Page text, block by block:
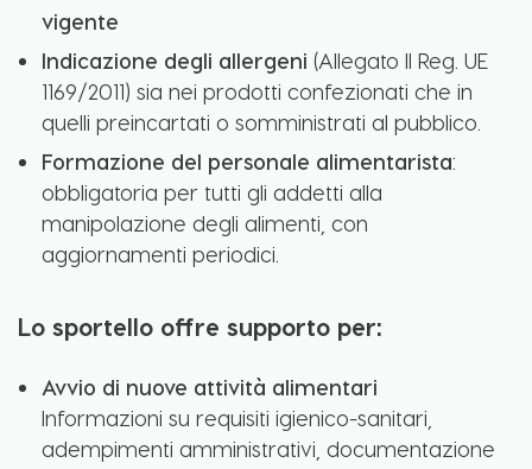
vigente
Indicazione degli allergeni (Allegato II Reg. UE
1169/2011) sia nei prodotti confezionati che in
quelli preincartati o somministrati al pubblico.
Formazione del personale alimentarista:
obbligatoria per tutti gli addetti alla
manipolazione degli alimenti, con
aggiornamenti periodici.
Lo sportello offre supporto per:
Avvio di nuove attività alimentari
Informazioni su requisiti igienico-sanitari,
adempimenti amministrativi, documentazione